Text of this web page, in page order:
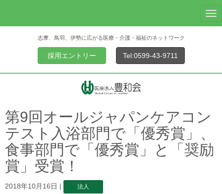
N
a
a
志摩、鳥羽、伊勢に広がる医療・介護・福祉のネットワーク
採用エントリー Tel:0599-43-9711
第9回オールジャパンケアコン
テスト入浴部門で「優秀賞」、
食事部門で「優秀賞」と「奨励
賞」受賞！
2018年10月16日 法人